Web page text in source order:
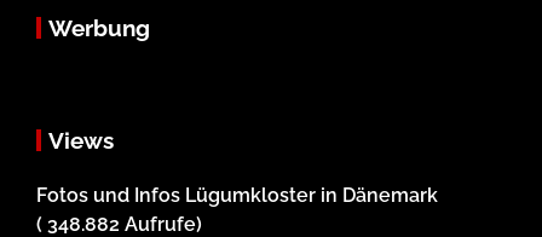
Werbung
Views
Fotos und Infos Lügumkloster in Dänemark
( 348.882 Aufrufe)